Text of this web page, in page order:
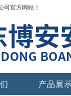
司官方网站！
产品展